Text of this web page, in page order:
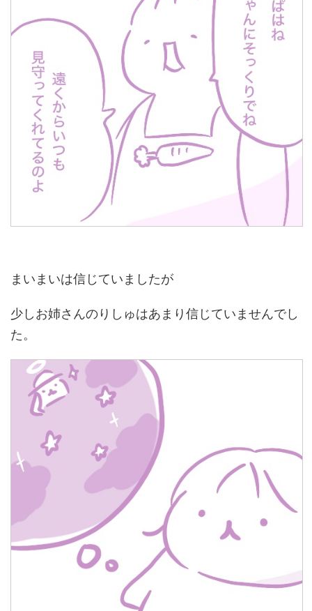
まいまいは信じていましたが
少しお姉さんのりしゅはあまり信じていませんでし
た。